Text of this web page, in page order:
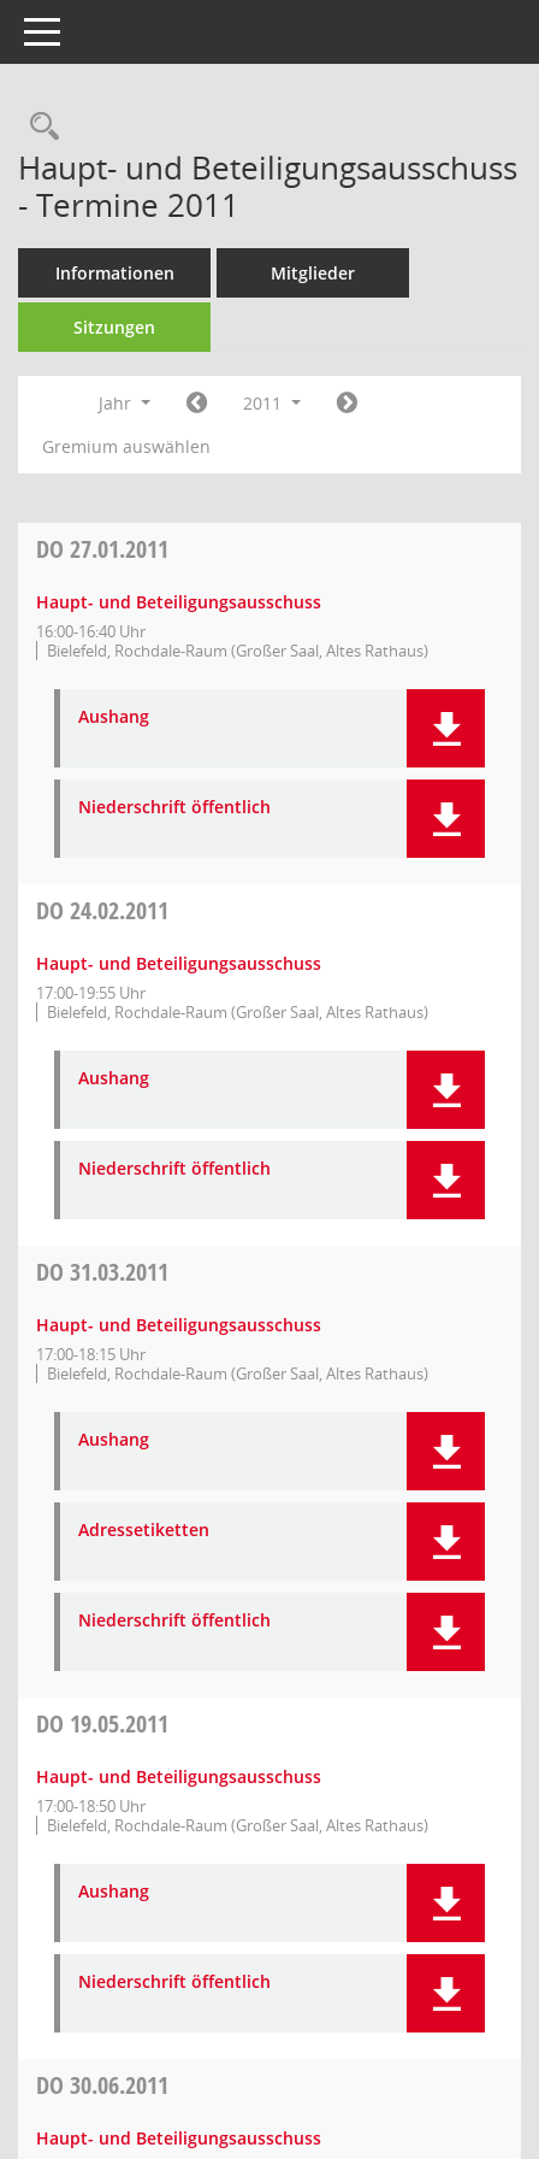
Toggle navigation
Rechercheauswahl
Haupt- und Beteiligungsausschuss
- Termine 2011
Informationen Mitglieder
Sitzungen
Jahr
2011
Gremium auswählen
DO 27.01.2011
Haupt- und Beteiligungsausschuss
16:00-16:40 Uhr
Bielefeld, Rochdale-Raum (Großer Saal, Altes Rathaus)
Aushang
Niederschrift öffentlich
DO 24.02.2011
Haupt- und Beteiligungsausschuss
17:00-19:55 Uhr
Bielefeld, Rochdale-Raum (Großer Saal, Altes Rathaus)
Aushang
Niederschrift öffentlich
DO 31.03.2011
Haupt- und Beteiligungsausschuss
17:00-18:15 Uhr
Bielefeld, Rochdale-Raum (Großer Saal, Altes Rathaus)
Aushang
Adressetiketten
Niederschrift öffentlich
DO 19.05.2011
Haupt- und Beteiligungsausschuss
17:00-18:50 Uhr
Bielefeld, Rochdale-Raum (Großer Saal, Altes Rathaus)
Aushang
Niederschrift öffentlich
DO 30.06.2011
Haupt- und Beteiligungsausschuss